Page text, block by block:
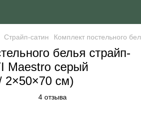
Страйп-сатин Комплект постельного
белья страйп-
Maestro серый
2×50×70 см)
4 отзыва